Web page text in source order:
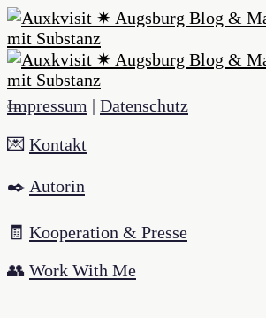
Impressum | Datenschutz
💌 Kontakt
✒️ Autorin
🧾 Kooperation & Presse
👥 Work With Me